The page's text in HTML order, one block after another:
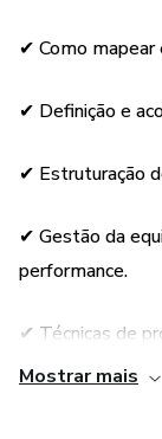
empresa,
gestão de
Ao final, você
Conteúdo da
✔ Como mapear
✔ Definição e
✔ Estruturação
✔ Gestão da
performance.
✔ Técnicas de
clientes.
Mostrar mais